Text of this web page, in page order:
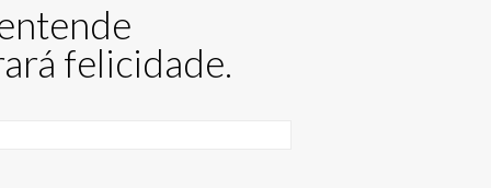
felicidade.